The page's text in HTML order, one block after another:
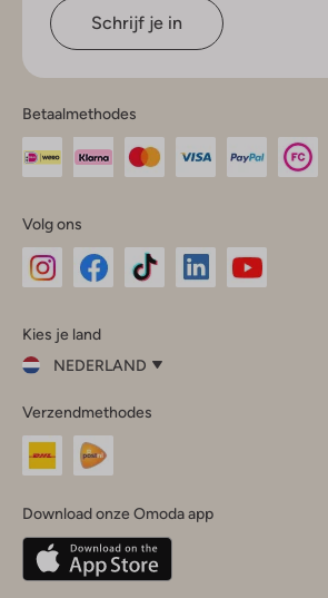
Schrijf je in
Betaalmethodes
Volg ons
InstagramFacebook
Kies je land
NEDERLAND
je
land
Nederland
Belgique(Français)
Deutschland
Verzendmethodes
Download onze Omoda app